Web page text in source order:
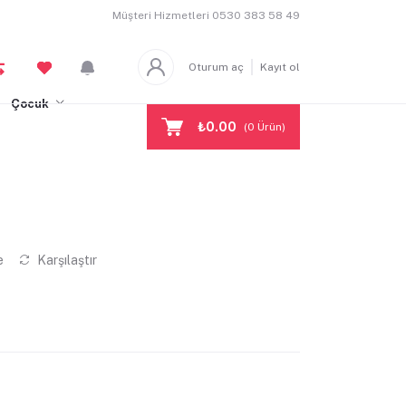
Müşteri Hizmetleri 0530 383 58 49
Oturum aç Kayıt ol
Çocuk
₺0.00 (0 Ürün)
Karşılaştır